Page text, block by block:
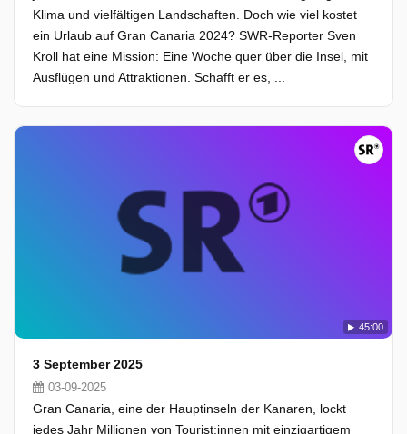
Klima und vielfältigen Landschaften. Doch wie viel kostet
ein Urlaub auf Gran Canaria 2024? SWR-Reporter Sven
Kroll hat eine Mission: Eine Woche quer über die Insel, mit
Ausflügen und Attraktionen. Schafft er es, ...
45:00
3 September 2025
03-09-2025
Gran Canaria, eine der Hauptinseln der Kanaren, lockt
jedes Jahr Millionen von Tourist:innen mit einzigartigem